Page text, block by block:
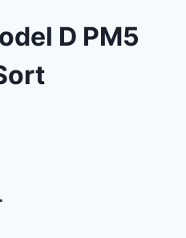
D PM5